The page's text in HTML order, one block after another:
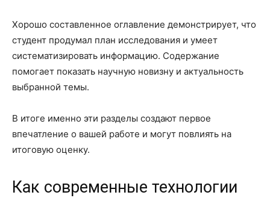
Хорошо составленное оглавление демонстрирует, что
студент продумал план исследования и умеет
систематизировать информацию. Содержание
помогает показать научную новизну и актуальность
выбранной темы.
В итоге именно эти разделы создают первое
впечатление о вашей работе и могут повлиять на
итоговую оценку.
Как современные технологии